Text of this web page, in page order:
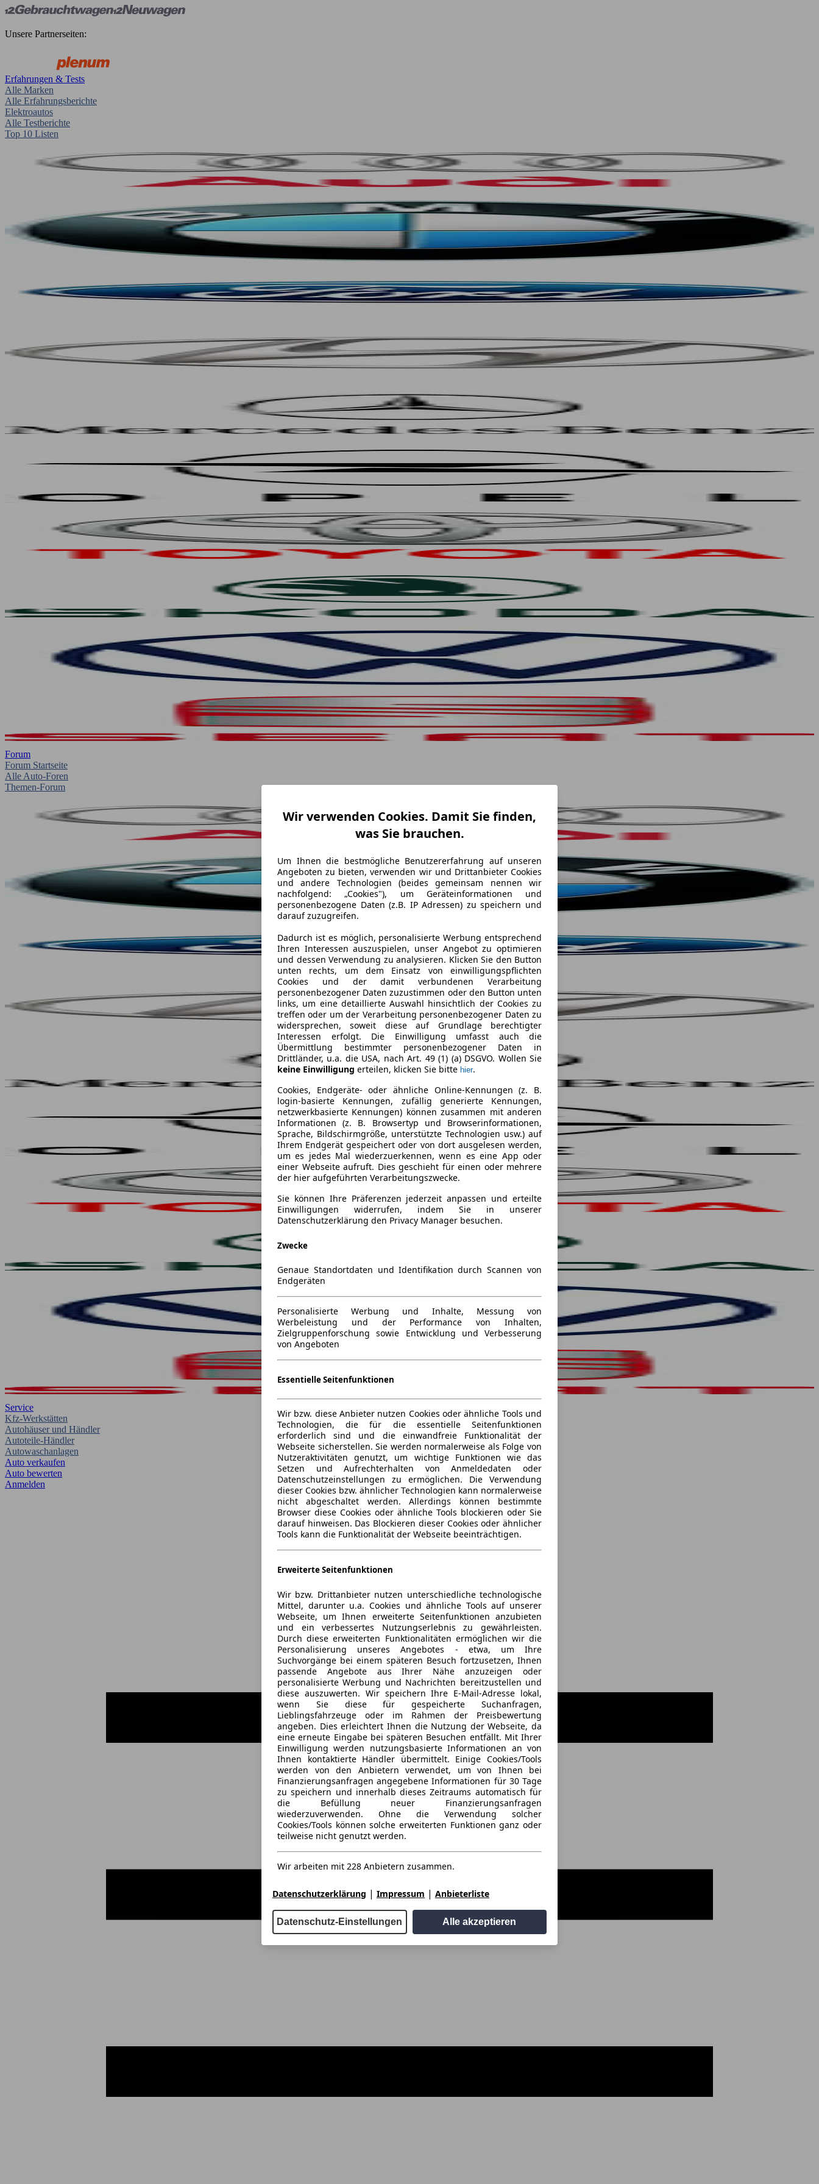
Unsere Partnerseiten:
Erfahrungen & Tests
Alle Marken
Alle Erfahrungsberichte
Elektroautos
Alle Testberichte
Top 10 Listen
Forum
Forum Startseite
Alle Auto-Foren
Themen-Forum
Service
Kfz-Werkstätten
Autohäuser und Händler
Autoteile-Händler
Autowaschanlagen
Auto verkaufen
Auto bewerten
Anmelden
Wir verwenden Cookies. Damit Sie finden,
was Sie brauchen.
Um Ihnen die bestmögliche Benutzererfahrung auf unseren
Angeboten zu bieten, verwenden wir und Drittanbieter Cookies
und andere Technologien (beides gemeinsam nennen wir
nachfolgend: „Cookies"), um Geräteinformationen und
personenbezogene Daten (z.B. IP Adressen) zu speichern und
darauf zuzugreifen.
Dadurch ist es möglich, personalisierte Werbung entsprechend
Ihren Interessen auszuspielen, unser Angebot zu optimieren
und dessen Verwendung zu analysieren. Klicken Sie den Button
unten rechts, um dem Einsatz von einwilligungspflichten
Cookies und der damit verbundenen Verarbeitung
personenbezogener Daten zuzustimmen oder den Button unten
links, um eine detaillierte Auswahl hinsichtlich der Cookies zu
treffen oder um der Verarbeitung personenbezogener Daten zu
widersprechen, soweit diese auf Grundlage berechtigter
Interessen erfolgt. Die Einwilligung umfasst auch die
Übermittlung bestimmter personenbezogener Daten in
Drittländer, u.a. die USA, nach Art. 49 (1) (a) DSGVO. Wollen Sie
keine Einwilligung erteilen, klicken Sie bitte hier.
Cookies, Endgeräte- oder ähnliche Online-Kennungen (z. B.
login-basierte Kennungen, zufällig generierte Kennungen,
netzwerkbasierte Kennungen) können zusammen mit anderen
Informationen (z. B. Browsertyp und Browserinformationen,
Sprache, Bildschirmgröße, unterstützte Technologien usw.) auf
Ihrem Endgerät gespeichert oder von dort ausgelesen werden,
um es jedes Mal wiederzuerkennen, wenn es eine App oder
einer Webseite aufruft. Dies geschieht für einen oder mehrere
der hier aufgeführten Verarbeitungszwecke.
Sie können Ihre Präferenzen jederzeit anpassen und erteilte
Einwilligungen widerrufen, indem Sie in unserer
Datenschutzerklärung den Privacy Manager besuchen.
Zwecke
Genaue Standortdaten und Identifikation durch Scannen von
Endgeräten
Personalisierte Werbung und Inhalte, Messung von
Werbeleistung und der Performance von Inhalten,
Zielgruppenforschung sowie Entwicklung und Verbesserung
von Angeboten
Essentielle Seitenfunktionen
Wir bzw. diese Anbieter nutzen Cookies oder ähnliche Tools und
Technologien, die für die essentielle Seitenfunktionen
erforderlich sind und die einwandfreie Funktionalität der
Webseite sicherstellen. Sie werden normalerweise als Folge von
Nutzeraktivitäten genutzt, um wichtige Funktionen wie das
Setzen und Aufrechterhalten von Anmeldedaten oder
Datenschutzeinstellungen zu ermöglichen. Die Verwendung
dieser Cookies bzw. ähnlicher Technologien kann normalerweise
nicht abgeschaltet werden. Allerdings können bestimmte
Browser diese Cookies oder ähnliche Tools blockieren oder Sie
darauf hinweisen. Das Blockieren dieser Cookies oder ähnlicher
Tools kann die Funktionalität der Webseite beeinträchtigen.
Erweiterte Seitenfunktionen
Wir bzw. Drittanbieter nutzen unterschiedliche technologische
Mittel, darunter u.a. Cookies und ähnliche Tools auf unserer
Webseite, um Ihnen erweiterte Seitenfunktionen anzubieten
und ein verbessertes Nutzungserlebnis zu gewährleisten.
Durch diese erweiterten Funktionalitäten ermöglichen wir die
Personalisierung unseres Angebotes - etwa, um Ihre
Suchvorgänge bei einem späteren Besuch fortzusetzen, Ihnen
passende Angebote aus Ihrer Nähe anzuzeigen oder
personalisierte Werbung und Nachrichten bereitzustellen und
diese auszuwerten. Wir speichern Ihre E-Mail-Adresse lokal,
wenn Sie diese für gespeicherte Suchanfragen,
Lieblingsfahrzeuge oder im Rahmen der Preisbewertung
angeben. Dies erleichtert Ihnen die Nutzung der Webseite, da
eine erneute Eingabe bei späteren Besuchen entfällt. Mit Ihrer
Einwilligung werden nutzungsbasierte Informationen an von
Ihnen kontaktierte Händler übermittelt. Einige Cookies/Tools
werden von den Anbietern verwendet, um von Ihnen bei
Finanzierungsanfragen angegebene Informationen für 30 Tage
zu speichern und innerhalb dieses Zeitraums automatisch für
die Befüllung neuer Finanzierungsanfragen
wiederzuverwenden. Ohne die Verwendung solcher
Cookies/Tools können solche erweiterten Funktionen ganz oder
teilweise nicht genutzt werden.
Wir arbeiten mit 228 Anbietern zusammen.
Datenschutzerklärung | Impressum | Anbieterliste
Datenschutz-Einstellungen Alle akzeptieren